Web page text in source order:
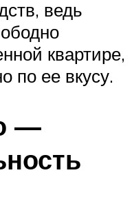
ведь
квартире,
по ее вкусу.
—